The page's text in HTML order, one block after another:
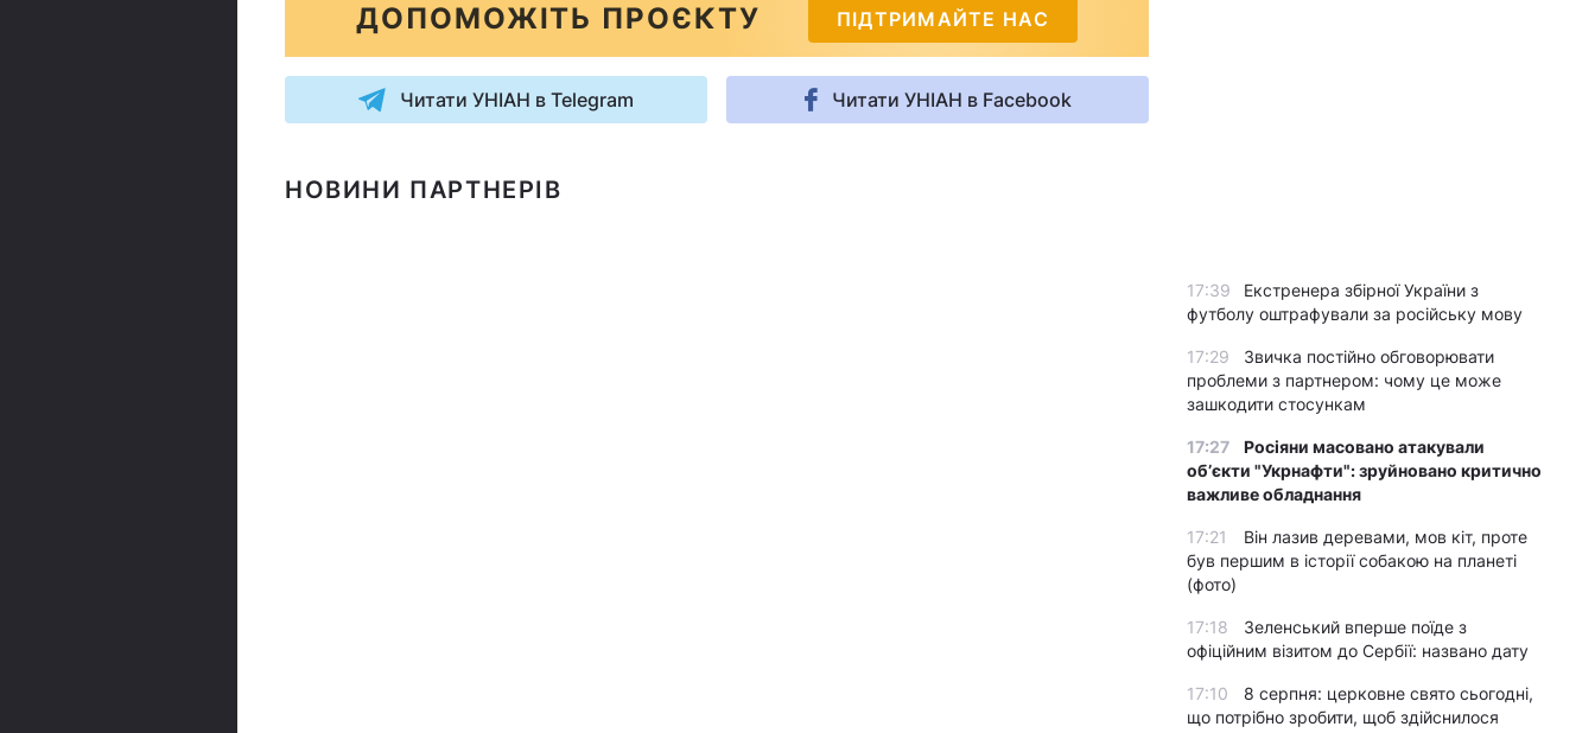
ДОПОМОЖІТЬ ПРОЄКТУ ПІДТРИМАЙТЕ НАС
Читати УНІАН в Telegram Читати УНІАН в Facebook
НОВИНИ ПАРТНЕРІВ
17:39
Екстренера збірної України з
футболу оштрафували за російську мову
17:29
Звичка постійно обговорювати
проблеми з партнером: чому це може
зашкодити стосункам
17:27
Росіяни масовано атакували
обʼєкти "Укрнафти": зруйновано критично
важливе обладнання
17:21
Він лазив деревами, мов кіт, проте
був першим в історії собакою на планеті
(фото)
17:18
Зеленський вперше поїде з
офіційним візитом до Сербії: названо дату
17:10
8 серпня: церковне свято сьогодні,
що потрібно зробити, щоб здійснилося